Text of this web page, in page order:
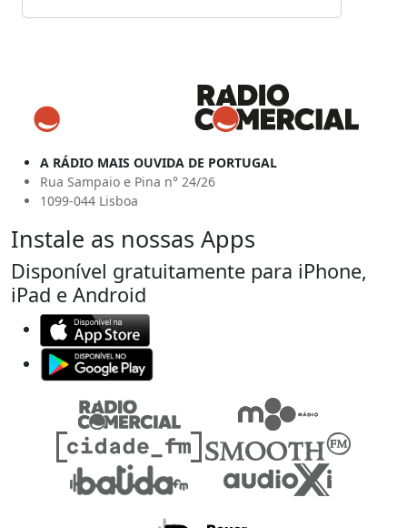
A RÁDIO MAIS OUVIDA DE PORTUGAL
Rua Sampaio e Pina n° 24/26
1099-044 Lisboa
Instale as nossas Apps
Disponível gratuitamente para iPhone,
iPad e Android